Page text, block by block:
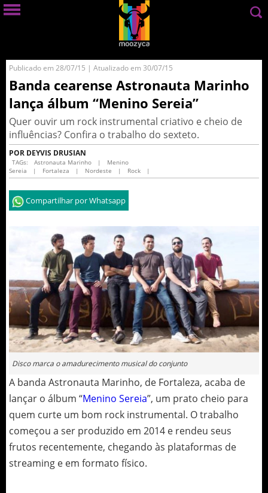
Publicado em 28/07/15 | Atualizado em 30/07/15
Banda cearense Astronauta Marinho
lança álbum “Menino Sereia”
Quer ouvir um rock instrumental criativo e cheio de
influências? Confira o trabalho do sexteto.
POR DEYVIS DRUSIAN
TAGs: Astronauta Marinho |
Menino
Sereia
| Fortaleza | Nordeste | Rock |
Compartilhar por Whatsapp
Disco marca o amadurecimento musical do conjunto
A banda Astronauta Marinho, de Fortaleza, acaba de
lançar o álbum “Menino Sereia”, um prato cheio para
quem curte um bom rock instrumental. O trabalho
começou a ser produzido em 2014 e rendeu seus
frutos recentemente, chegando às plataformas de
streaming e em formato físico.